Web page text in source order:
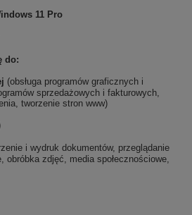
11 Pro
do:
(obsługa programów graficznych i
sprzedażowych i fakturowych,
tworzenie stron www)
i wydruk dokumentów, przeglądanie
obróbka zdjęć, media społecznościowe,